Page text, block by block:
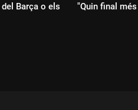
Barça o els
"Quin final